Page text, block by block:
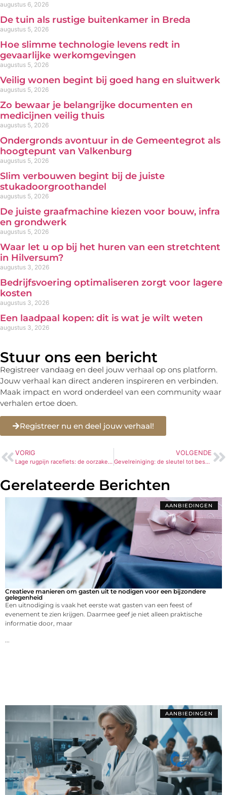
augustus 6, 2026
De tuin als rustige buitenkamer in Breda
augustus 5, 2026
Hoe slimme technologie levens redt in
gevaarlijke werkomgevingen
augustus 5, 2026
Veilig wonen begint bij goed hang en sluitwerk
augustus 5, 2026
Zo bewaar je belangrijke documenten en
medicijnen veilig thuis
augustus 5, 2026
Ondergronds avontuur in de Gemeentegrot als
hoogtepunt van Valkenburg
augustus 5, 2026
Slim verbouwen begint bij de juiste
stukadoorgroothandel
augustus 5, 2026
De juiste graafmachine kiezen voor bouw, infra
en grondwerk
augustus 5, 2026
Waar let u op bij het huren van een stretchtent
in Hilversum?
augustus 3, 2026
Bedrijfsvoering optimaliseren zorgt voor lagere
kosten
augustus 3, 2026
Een laadpaal kopen: dit is wat je wilt weten
augustus 3, 2026
Stuur ons een bericht
Registreer vandaag en deel jouw verhaal op ons platform.
Jouw verhaal kan direct anderen inspireren en verbinden.
Maak impact en word onderdeel van een community waar
verhalen ertoe doen.
Registreer nu en deel jouw verhaal!
VORIG
Lage rugpijn racefiets: de oorzaken en oplossingen
VOLGENDE
Gevelreiniging: de sleutel tot bescherming en uitstraling van uw woning
Gerelateerde Berichten
AANBIEDINGEN
Creatieve manieren om gasten uit te nodigen voor een bijzondere
gelegenheid
Een uitnodiging is vaak het eerste wat gasten van een feest of
evenement te zien krijgen. Daarmee geef je niet alleen praktische
informatie door, maar
AANBIEDINGEN